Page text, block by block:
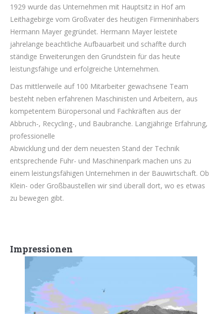
1929 wurde das Unternehmen mit Hauptsitz in Hof am
Leithagebirge vom Großvater des heutigen Firmeninhabers
Hermann Mayer gegründet. Hermann Mayer leistete
jahrelange beachtliche Aufbauarbeit und schaffte durch
ständige Erweiterungen den Grundstein für das heute
leistungsfähige und erfolgreiche Unternehmen.
Das mittlerweile auf 100 Mitarbeiter gewachsene Team
besteht neben erfahrenen Maschinisten und Arbeitern, aus
kompetentem Büropersonal und Fachkräften aus der
Abbruch-, Recycling-, und Baubranche. Langjährige Erfahrung,
professionelle
Abwicklung und der dem neuesten Stand der Technik
entsprechende Fuhr- und Maschinenpark machen uns zu
einem leistungsfähigen Unternehmen in der Bauwirtschaft. Ob
Klein- oder Großbaustellen wir sind überall dort, wo es etwas
zu bewegen gibt.
Impressionen